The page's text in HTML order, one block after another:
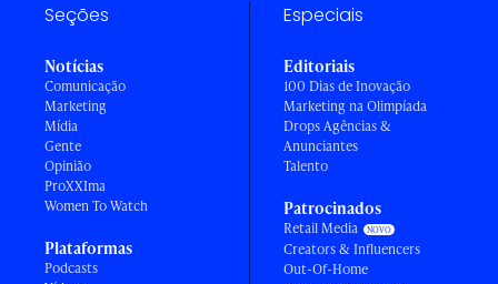
Seções
Notícias
Comunicação
Marketing
Mídia
Gente
Opinião
ProXXIma
Women To Watch
Plataformas
Podcasts
Especiais
Editoriais
100 Dias de Inovação
Marketing na Olimpíada
Drops Agências &
Anunciantes
Talento
Patrocinados
Retail Media
Creators & Influencers
Out-Of-Home